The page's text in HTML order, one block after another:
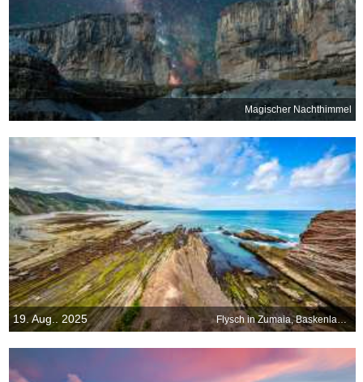
Magischer Nachthimmel
19. Aug.. 2025 Flysch in Zumaia, Baskenland, Spanien